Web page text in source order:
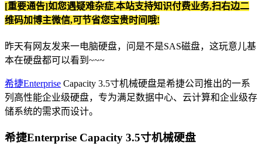
[重要通告]如您遇疑难杂症,本站支持知识付费业务,扫右边二
维码加博主微信,可节省您宝贵时间哦!
昨天有网友发来一电脑硬盘，问是不是SAS磁盘，这玩意儿基
本在硬盘都可以看到~~~
希捷Enterprise Capacity 3.5寸机械硬盘是希捷公司推出的一系
列高性能企业级硬盘，专为满足数据中心、云计算和企业级存
储系统的需求而设计。
希捷Enterprise Capacity 3.5寸机械硬盘